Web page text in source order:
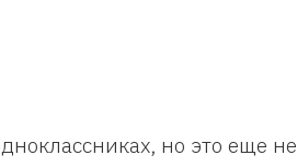
но это еще не